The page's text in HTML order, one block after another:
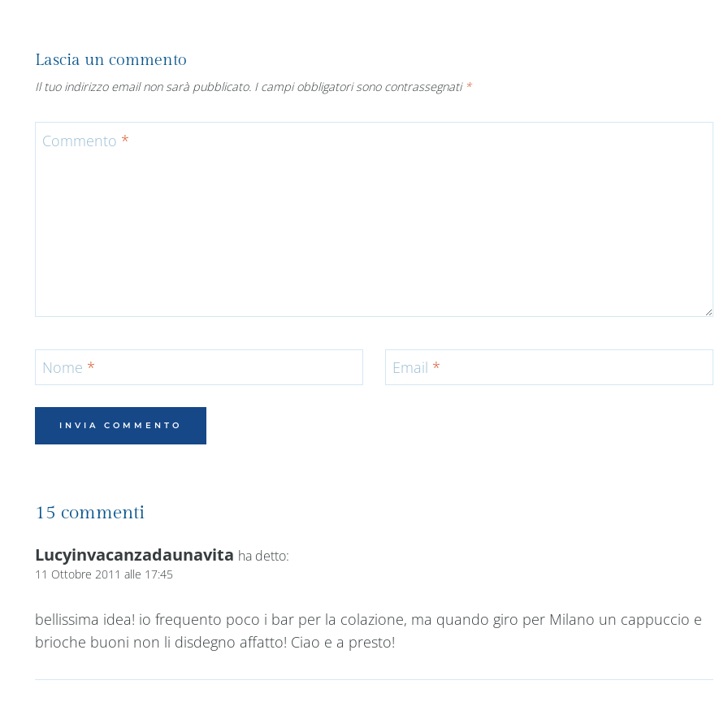
Lascia un commento
Il tuo indirizzo email non sarà pubblicato. I campi obbligatori sono contrassegnati *
Commento *
Nome * Email *
15 commenti
Lucyinvacanzadaunavita ha detto:
11 Ottobre 2011 alle 17:45
bellissima idea! io frequento poco i bar per la colazione, ma quando giro per Milano un cappuccio e
brioche buoni non li disdegno affatto! Ciao e a presto!